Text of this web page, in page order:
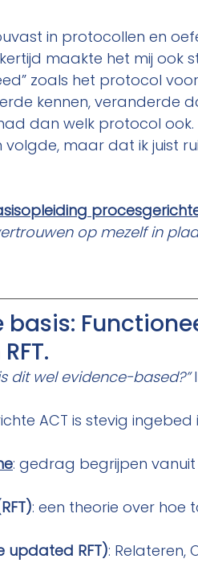
in protocollen en
maakte het mij ook
zoals het protocol
kennen, veranderde
dan welk protocol ook.
maar dat ik juist
op mezelf in
dit wel evidence-based?”
ACT is stevig
: gedrag begrijpen
: een theorie over
updated RFT): Relateren,